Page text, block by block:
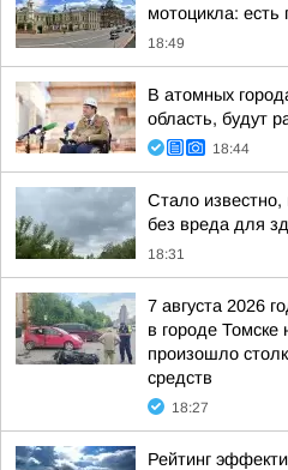
мотоцикла:
18:49
В атомных
область, будут
18:44
Стало
без вреда для
18:31
7 августа 2026
в городе
произошло
средств
18:27
Рейтинг